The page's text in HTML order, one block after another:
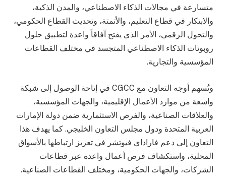
متسارعة في مجالات الذكاء الاصطناعي، والمدن الذكية،
والابتكار في قطاع التعليم، والأتمتة، وتحديث القطاع الحكومي،
والتحول الرقمي، الأمر الذي يفتح آفاقاً واعدة لتطبيق حلول
روبوتات الذكاء الاصطناعي المتجسد في مختلف القطاعات
المؤسسية والتجارية.
وتُسهم أوجه التعاون مع CGCC في إتاحة الوصول إلى شبكة
واسعة من موارد الأعمال الإقليمية، والجهات المؤسسية،
والعلاقات الصناعية، والفرص الاستثمارية ضمن دولة الإمارات
العربية المتحدة ودول مجلس التعاون الخليجي. كما يهدف هذا
التعاون إلى دعم فاراداي فيوتشر في تعزيز ارتباطها بالأسواق
المحلية، واستكشاف فرص أعمال واعدة عبر قطاعات
الشركات، والجهات الحكومية، ومختلف القطاعات الصناعية.